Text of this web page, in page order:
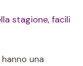
stagione, facili
una